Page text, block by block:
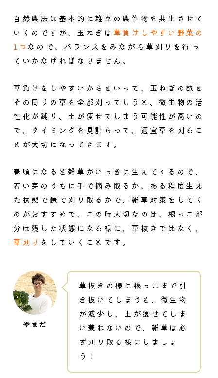
自然農法は基本的に雑草の農作物を共生させて
いくのですが、玉ねぎは 草負けしやすい野菜の
1つ なので、 バランスをみながら草刈りを行っ
ていかなげればなりません。
草負けをしやすいからといって、玉ねぎの畝と
その周りの草を全部刈ってしうと、微生物の活
性化が鈍り、土が痩せてしまう可能性が高いの
で、
タイミングを見計らって、適宜草を刈るこ
とが大切 になってきます。
春頃になると雑草がいっきに生えてくるので、
若い芽のうちに手で摘み取るか、ある程度生え
た状態で鎌で刈り取るかで、雑草対策をしてく
のがおすすめ で、この時大切なのは、根っこ部
分は残した状態になる様に、草抜きではなく、
草刈り をしていくことです。
草抜きの様に根っこまで引
き抜いてしまうと、微生物
が減少し、土が痩せてしま
い兼ねないので、雑草は必
ず刈り取る様にしましょ
う！